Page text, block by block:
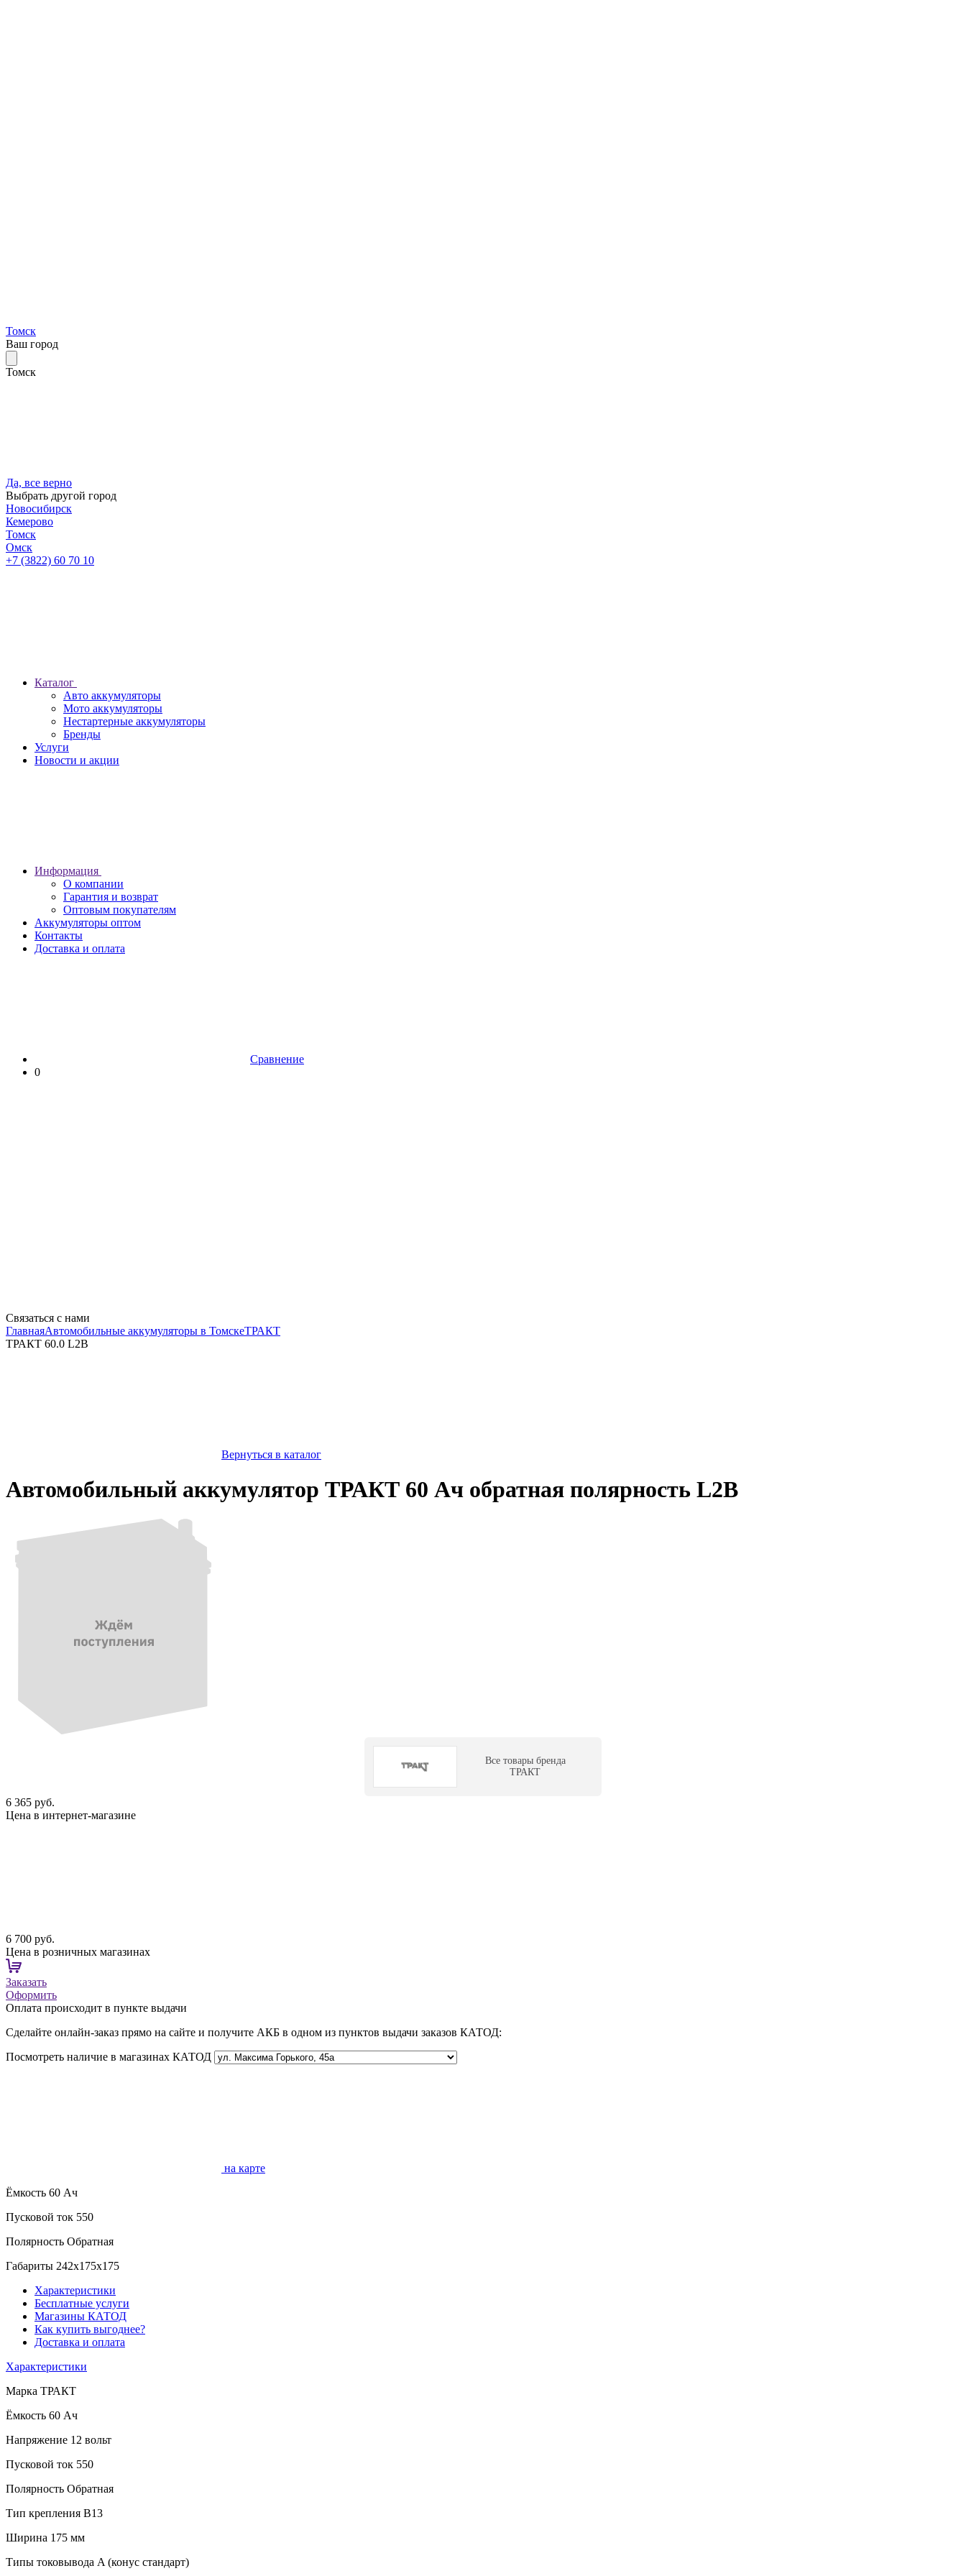
Томск
Ваш город
Томск
Да, все верно
Выбрать другой город
Новосибирск
Кемерово
Томск
Омск
+7 (3822) 60 70 10
Каталог
Авто аккумуляторы
Мото аккумуляторы
Нестартерные аккумуляторы
Бренды
Услуги
Новости и акции
Информация
О компании
Гарантия и возврат
Оптовым покупателям
Аккумуляторы оптом
Контакты
Доставка и оплата
Сравнение
0
Связаться с нами
ГлавнаяАвтомобильные аккумуляторы в ТомскеТРАКТ
ТРАКТ 60.0 L2B
Вернуться в каталог
Автомобильный аккумулятор ТРАКТ 60 Ач обратная полярность L2B
Все товары бренда
ТРАКТ
6 365 руб.
Цена в интернет-магазине
6 700 руб.
Цена в розничных магазинах
Заказать
Оформить
Оплата происходит в пункте выдачи
Сделайте онлайн-заказ прямо на сайте и получите АКБ в одном из пунктов выдачи заказов КАТОД:
Посмотреть наличие в магазинах КАТОД
на карте
Ёмкость 60 Ач
Пусковой ток 550
Полярность Обратная
Габариты 242x175x175
Характеристики
Бесплатные услуги
Магазины КАТОД
Как купить выгоднее?
Доставка и оплата
Характеристики
Марка ТРАКТ
Ёмкость 60 Ач
Напряжение 12 вольт
Пусковой ток 550
Полярность Обратная
Тип крепления B13
Ширина 175 мм
Типы токовывода A (конус стандарт)